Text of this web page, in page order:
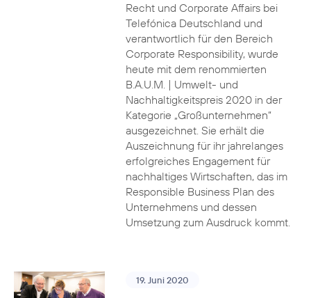
Recht und Corporate Affairs bei
Telefónica Deutschland und
verantwortlich für den Bereich
Corporate Responsibility, wurde
heute mit dem renommierten
B.A.U.M. | Umwelt- und
Nachhaltigkeitspreis 2020 in der
Kategorie „Großunternehmen“
ausgezeichnet. Sie erhält die
Auszeichnung für ihr jahrelanges
erfolgreiches Engagement für
nachhaltiges Wirtschaften, das im
Responsible Business Plan des
Unternehmens und dessen
Umsetzung zum Ausdruck kommt.
19. Juni 2020